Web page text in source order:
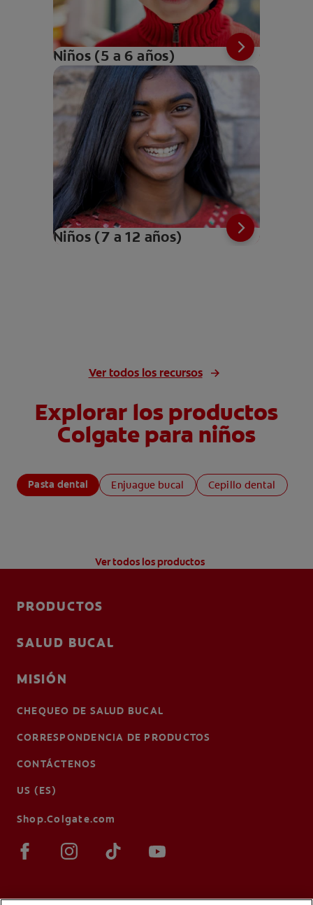
Niños (5 a 6 años)
Niños (7 a 12 años)
Ver todos los recursos
Explorar los productos
Colgate para niños
Pasta dental Enjuague bucal Cepillo dental
Ver todos los productos
PRODUCTOS
SALUD BUCAL
MISIÓN
CHEQUEO DE SALUD BUCAL
CORRESPONDENCIA DE PRODUCTOS
CONTÁCTENOS
US (ES)
Shop.Colgate.com